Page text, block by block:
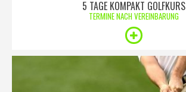
5 TAGE KOMPAKT GOLFKURS
TERMINE NACH VEREINBARUNG